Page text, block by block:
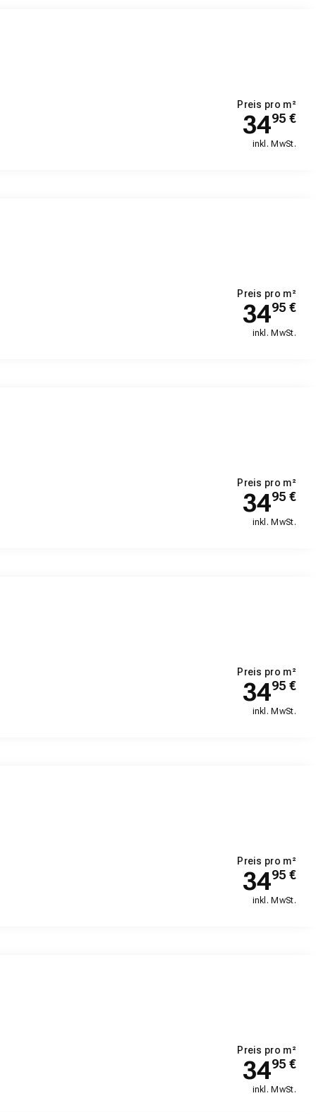
Preis pro m²
3495 €
inkl. MwSt.
Preis pro m²
3495 €
inkl. MwSt.
Preis pro m²
3495 €
inkl. MwSt.
Preis pro m²
3495 €
inkl. MwSt.
Preis pro m²
3495 €
inkl. MwSt.
Preis pro m²
3495 €
inkl. MwSt.